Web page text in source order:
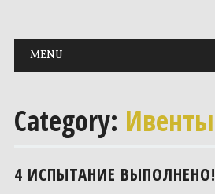
Main menu
Skip to content
MENU
Category: Ивенты
4 ИСПЫТАНИЕ ВЫПОЛНЕНО!